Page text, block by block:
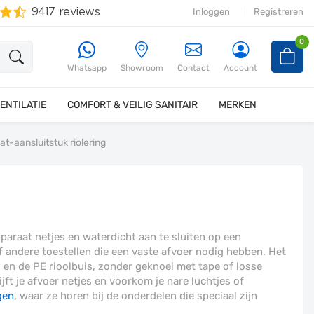
Inloggen Registreren
Whatsapp Showroom Contact Account
0
COMFORT & VEILIG SANITAIR MERKEN
aansluitstuk riolering
netjes en waterdicht aan te sluiten op een
toestellen die een vaste afvoer nodig hebben. Het
de PE rioolbuis, zonder geknoei met tape of losse
je afvoer netjes en voorkom je nare luchtjes of
, waar ze horen bij de onderdelen die speciaal zijn